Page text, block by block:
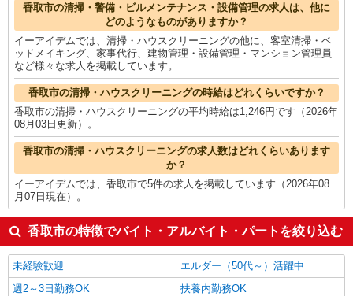
香取市の他の職種の平均時給を見る
香取市の清掃・警備・ビルメンテナンス・設備管理の求人は、他に
どのようなものがありますか？
イーアイデムでは、清掃・ハウスクリーニングの他に、客室清掃・ベ
ッドメイキング、家事代行、建物管理・設備管理・マンション管理員
など様々な求人を掲載しています。
香取市の清掃・ハウスクリーニングの時給はどれくらいですか？
香取市の清掃・ハウスクリーニングの平均時給は1,246円です（2026年
08月03日更新）。
香取市の清掃・ハウスクリーニングの求人数はどれくらいあります
か？
イーアイデムでは、香取市で5件の求人を掲載しています（2026年08
月07日現在）。
香取市の特徴でバイト・アルバイト・パートを絞り込む
未経験歓迎
エルダー（50代～）活躍中
週2～3日勤務OK
扶養内勤務OK